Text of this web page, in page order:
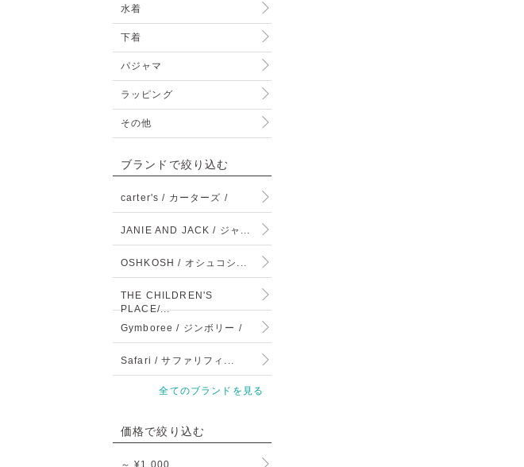
水着
下着
パジャマ
ラッピング
その他
ブランドで絞り込む
carter's / カーターズ /
JANIE AND JACK / ジャ...
OSHKOSH / オシュコシ...
THE CHILDREN'S
PLACE/...
Gymboree / ジンボリー /
Safari / サファリフィ...
全てのブランドを見る
価格で絞り込む
～ ¥1,000